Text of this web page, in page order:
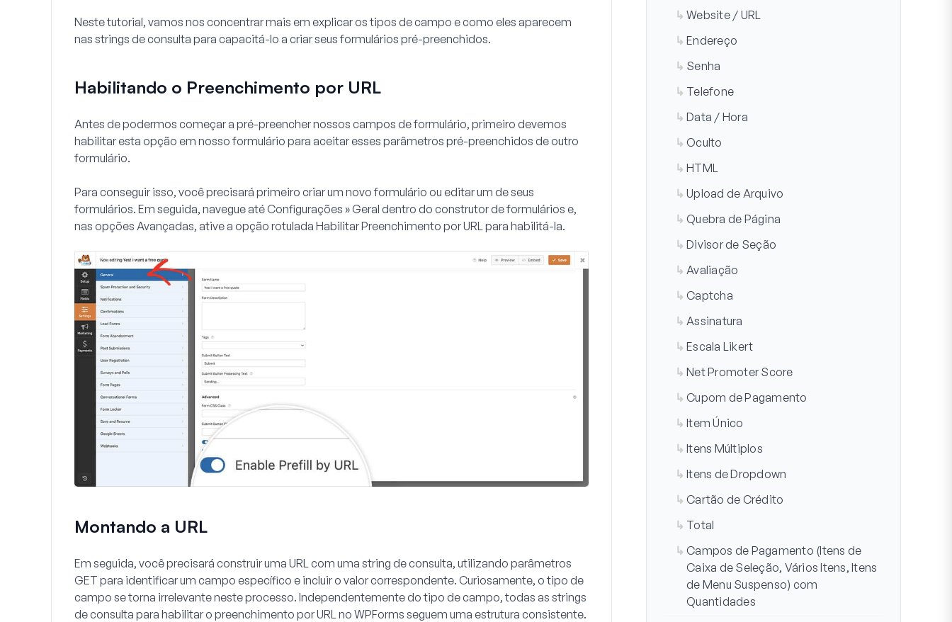
Neste tutorial, vamos nos concentrar mais em explicar os tipos de campo e como eles aparecem
nas strings de consulta para capacitá-lo a criar seus formulários pré-preenchidos.
Habilitando o Preenchimento por URL
Antes de podermos começar a pré-preencher nossos campos de formulário, primeiro devemos
habilitar esta opção em nosso formulário para aceitar esses parâmetros pré-preenchidos de outro
formulário.
Para conseguir isso, você precisará primeiro criar um novo formulário ou editar um de seus
formulários. Em seguida, navegue até Configurações » Geral dentro do construtor de formulários e,
nas opções Avançadas, ative a opção rotulada Habilitar Preenchimento por URLpara habilitá-la.
Montando a URL
Em seguida, você precisará construir uma URL com uma string de consulta, utilizando parâmetros
GET para identificar um campo específico e incluir o valor correspondente. Curiosamente, o tipo de
campo se torna irrelevante neste processo. Independentemente do tipo de campo, todas as strings
de consulta para habilitar o preenchimento por URL no WPForms seguem uma estrutura consistente.
Website / URL
Endereço
Senha
Telefone
Data / Hora
Oculto
HTML
Upload de Arquivo
Quebra de Página
Divisor de Seção
Avaliação
Captcha
Assinatura
Escala Likert
Net Promoter Score
Cupom de Pagamento
Item Único
Itens Múltiplos
Itens de Dropdown
Cartão de Crédito
Total
Campos de Pagamento (Itens de
Caixa de Seleção, Vários Itens, Itens
de Menu Suspenso) com
Quantidades